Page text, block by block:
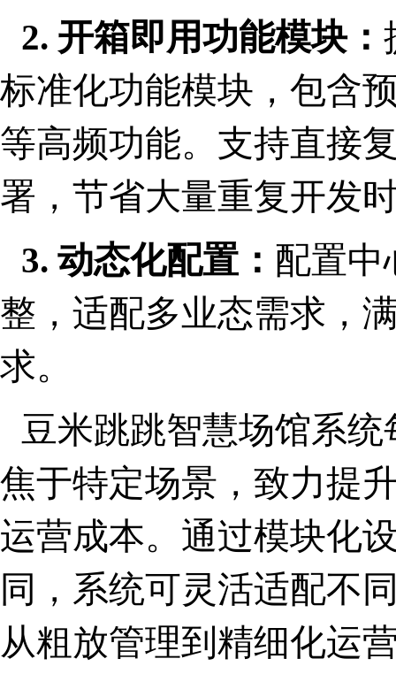
2. 开箱即用功能模块：
标准化功能模块，包含
等高频功能。支持直接
署，节省大量重复开发
3. 动态化配置： 配置中
整，适配多业态需求，
求。
豆米跳跳智慧场馆系
焦于特定场景，致力提
运营成本。通过模块化
同，系统可灵活适配不
从粗放管理到精细化运